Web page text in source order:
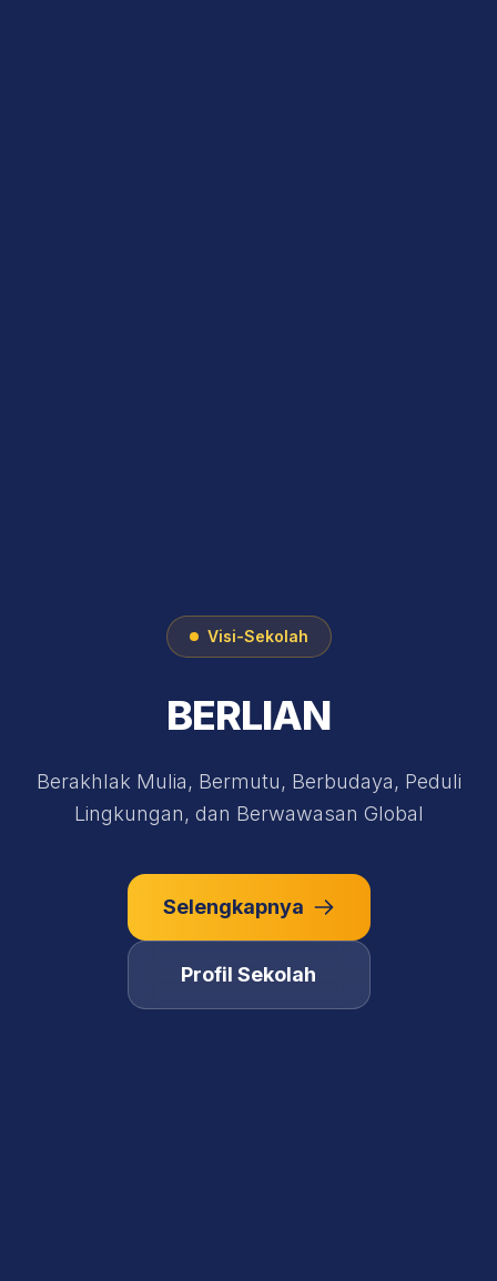
Visi-Sekolah
BERLIAN
Berakhlak Mulia, Bermutu, Berbudaya, Peduli
Lingkungan, dan Berwawasan Global
Selengkapnya
Profil Sekolah